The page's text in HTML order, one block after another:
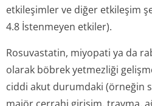
etkileşimler ve diğer etkileşim
4.8 İstenmeyen etkiler).
Rosuvastatin, miyopati ya da
olarak böbrek yetmezliği
ciddi akut durumdaki (örneğin